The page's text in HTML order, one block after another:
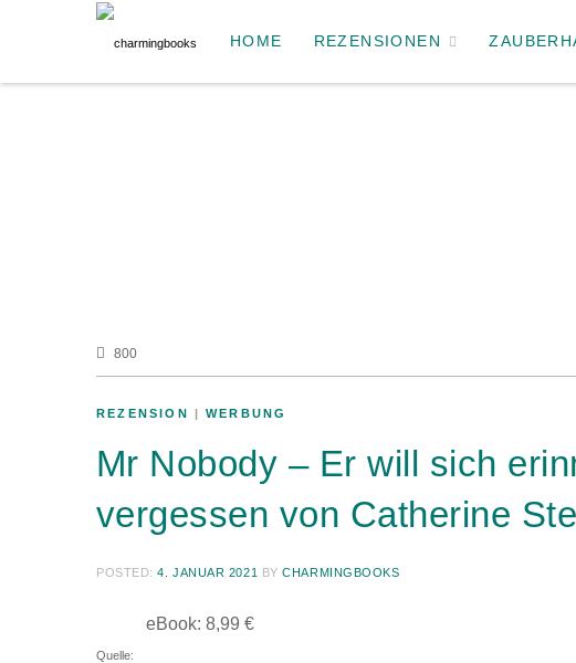
HOME REZENSIONEN
800
REZENSION | WERBUNG
Mr Nobody – Er will sich
vergessen von Catherine
POSTED:4. JANUAR 2021 BYCHARMINGBOOKS
Quelle:
eBook: 8,99 €